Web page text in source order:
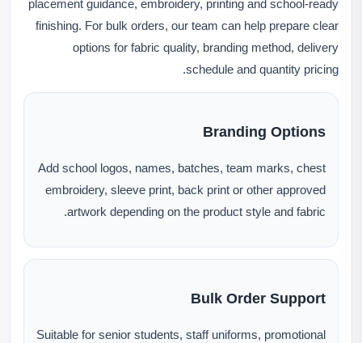
placement guidance, embroidery, printing and school-ready
finishing. For bulk orders, our team can help prepare clear
options for fabric quality, branding method, delivery
schedule and quantity pricing.
Branding Options
Add school logos, names, batches, team marks, chest
embroidery, sleeve print, back print or other approved
artwork depending on the product style and fabric.
Bulk Order Support
Suitable for senior students, staff uniforms, promotional